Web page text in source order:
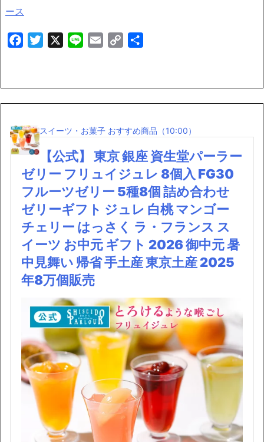
ース
FacebookTwitter Line Email
Copy
スイーツ・お菓子 おすすめ商品（10:00）
【公式】 東京 銀座 資生堂パーラー
ゼリー フリュイジュレ 8個入 FG30
フルーツゼリー 5種8個 詰め合わせ
ゼリーギフト ジュレ 白桃 マンゴー
チェリー はっさく ラ・フランス ス
イーツ お中元 ギフト 2026 御中元 暑
中見舞い 帰省 手土産 東京土産 2025
年8万個販売